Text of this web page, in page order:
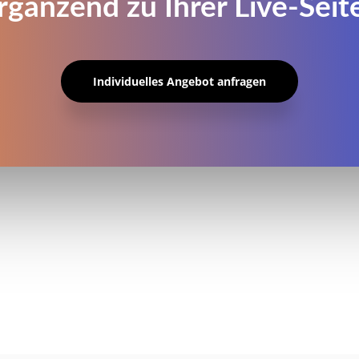
zu Ihrer Live-
Individuelles Angebot anfragen